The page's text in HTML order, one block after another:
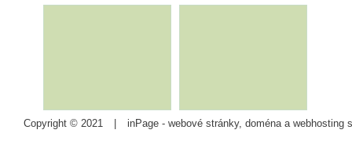
Copyright © 2021 inPage - webové stránky, doménaa webhosting